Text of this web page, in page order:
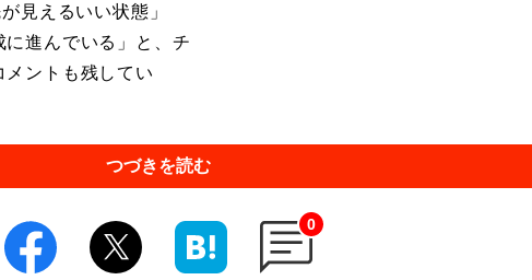
見えるいい状態」
進んでいる」と、チ
ントも残してい
つづきを読む
0